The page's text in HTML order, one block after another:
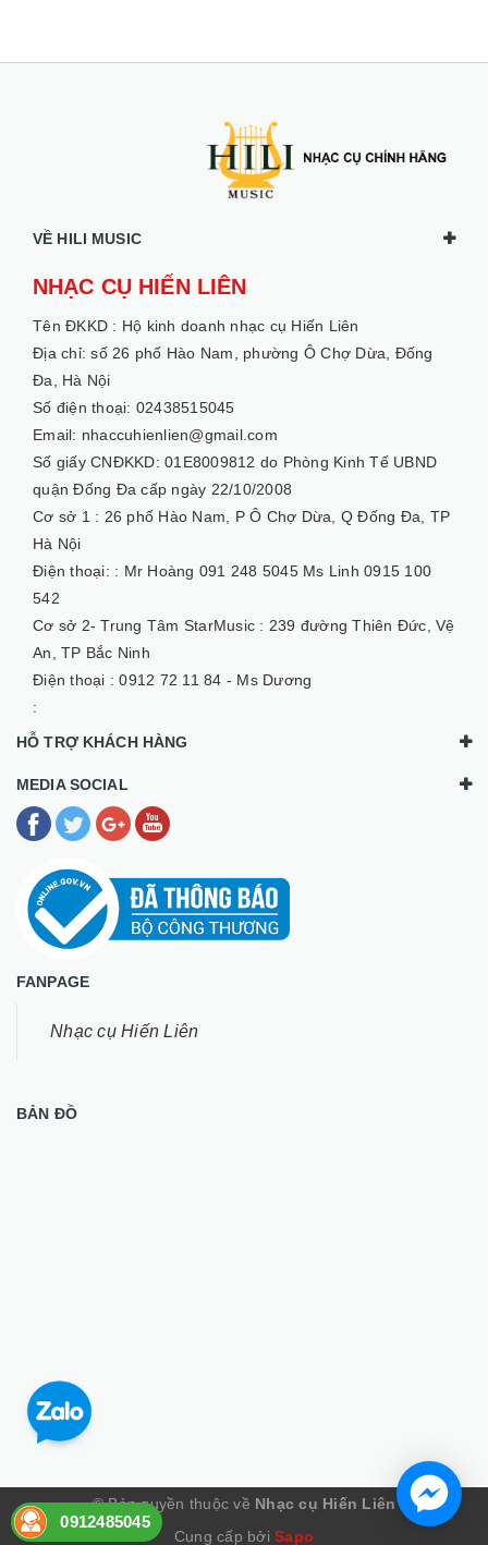
VỀ HILI MUSIC
NHẠC CỤ HIẾN LIÊN
Tên ĐKKD : Hộ kinh doanh nhạc cụ Hiến Liên
Địa chỉ: số 26 phố Hào Nam, phường Ô Chợ Dừa, Đống
Đa, Hà Nội
Số điện thoại: 02438515045
Email: nhaccuhienlien@gmail.com
Số giấy CNĐKKD: 01E8009812 do Phòng Kinh Tế UBND
quận Đống Đa cấp ngày 22/10/2008
Cơ sở 1 : 26 phố Hào Nam, P Ô Chợ Dừa, Q Đống Đa, TP
Hà Nội
Điện thoại: : Mr Hoàng 091 248 5045 Ms Linh 0915 100
542
Cơ sở 2- Trung Tâm StarMusic : 239 đường Thiên Đức, Vệ
An, TP Bắc Ninh
Điện thoại :0912 72 11 84 - Ms Dương
:
HỖ TRỢ KHÁCH HÀNG
MEDIA SOCIAL
FANPAGE
Nhạc cụ Hiến Liên
BẢN ĐỒ
© Bản quyền thuộc về Nhạc cụ Hiến Liên
Cung cấp bởiSapo
0912485045